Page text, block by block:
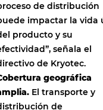
de distribución
impactar la vida
producto y su
señala el
de Kryotec.
geográfica
El transporte y
de